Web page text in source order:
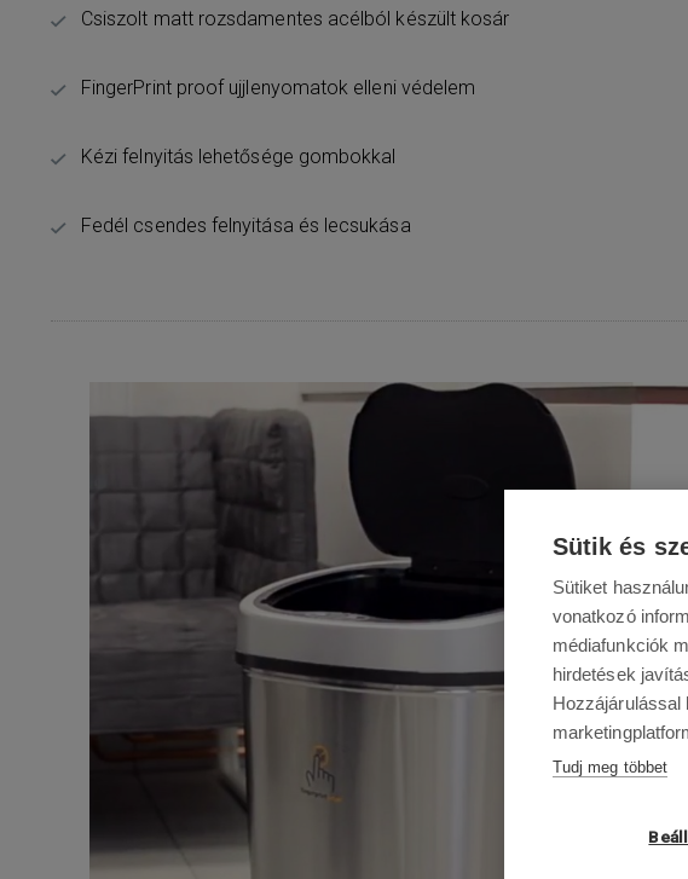
Csiszolt matt rozsdamentes acélból készült kosár
FingerPrint proof ujjlenyomatok elleni védelem
Kézi felnyitás lehetősége gombokkal
Fedél csendes felnyitása és lecsukása
Sütik és
Sütiket
vonatkozó
médiafunkciók
hirdetések
Hozzájárulással
Tudj meg többet